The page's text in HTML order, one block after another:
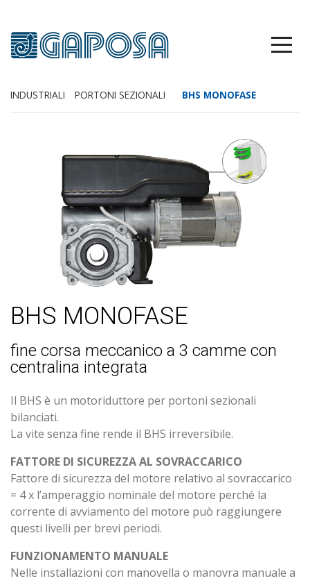
INDUSTRIALI PORTONI SEZIONALI BHS MONOFASE
BHS MONOFASE
fine corsa meccanico a 3 camme con
centralina integrata
Il BHS è un motoriduttore per portoni sezionali
bilanciati.
La vite senza fine rende il BHS irreversibile.
FATTORE DI SICUREZZA AL SOVRACCARICO
Fattore di sicurezza del motore relativo al sovraccarico
= 4 x l’amperaggio nominale del motore perché la
corrente di avviamento del motore può raggiungere
questi livelli per brevi periodi.
FUNZIONAMENTO MANUALE
Nelle installazioni con manovella o manovra manuale a